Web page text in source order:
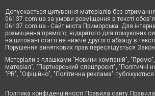
Допускається цитування матеріалів без
06137.com.ua за умови розміщення в тексті
06137.com.ua - Сайт міста Приморська. Для
розміщення прямого, відкритого для пошукових
на цитовані статті не нижче другого абзацу в
Порушення виняткових прав переслідується
Матеріали з плашками "Новини компаній",
матеріал", "Партнерський спецпроєкт", "Політичні
"PR", "Офіційно", "Політична реклама"
Політика конфіденційності Правила сайту Правила